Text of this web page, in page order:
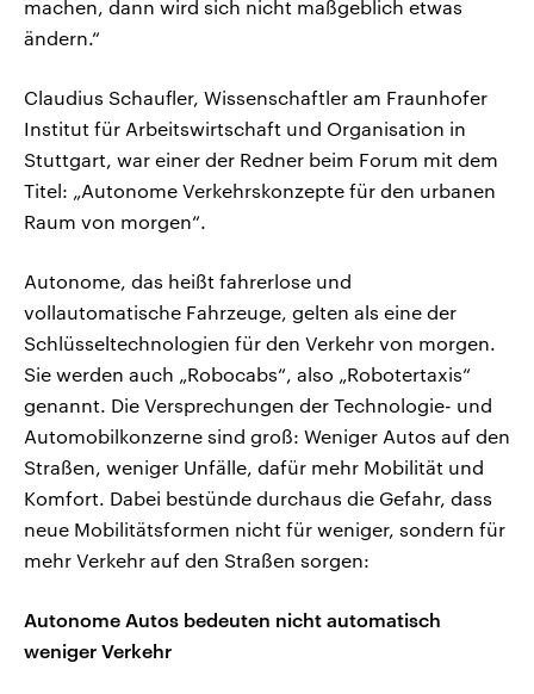
machen, dann wird sich nicht maßgeblich etwas
ändern.“
Claudius Schaufler, Wissenschaftler am Fraunhofer
Institut für Arbeitswirtschaft und Organisation in
Stuttgart, war einer der Redner beim Forum mit dem
Titel: „Autonome Verkehrskonzepte für den urbanen
Raum von morgen“.
Autonome, das heißt fahrerlose und
vollautomatische Fahrzeuge, gelten als eine der
Schlüsseltechnologien für den Verkehr von morgen.
Sie werden auch „Robocabs“, also „Robotertaxis“
genannt. Die Versprechungen der Technologie- und
Automobilkonzerne sind groß: Weniger Autos auf den
Straßen, weniger Unfälle, dafür mehr Mobilität und
Komfort. Dabei bestünde durchaus die Gefahr, dass
neue Mobilitätsformen nicht für weniger, sondern für
mehr Verkehr auf den Straßen sorgen:
Autonome Autos bedeuten nicht automatisch
weniger Verkehr